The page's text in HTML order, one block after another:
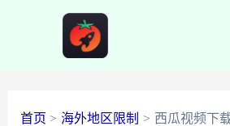
首页 海外地区限制 西瓜视频下